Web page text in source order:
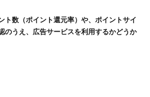
ト数（ポイント還元率）や、ポイントサイ
のうえ、広告サービスを利用するかどうか